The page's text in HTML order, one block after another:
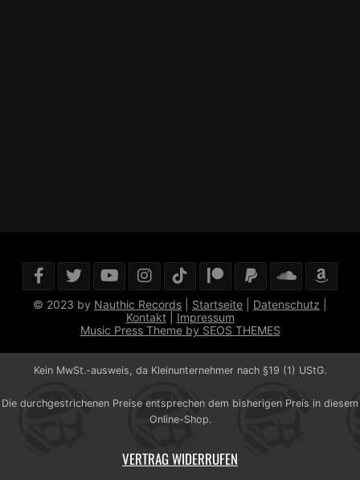
© 2023 by Nauthic Records Startseite Datenschutz
Kontakt| Impressum
Music Press Theme by SEOS THEMES
Kein MwSt.-ausweis, da Kleinunternehmer nach §19 (1) UStG.
Die durchgestrichenen Preise entsprechen dem bisherigen Preis in diesem
Online-Shop.
VERTRAG WIDERRUFEN